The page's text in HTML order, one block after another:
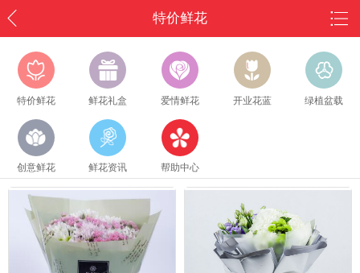
特价鲜花
特价鲜花 鲜花礼盒 爱情鲜花 开业花蓝 绿植盆载
创意鲜花 鲜花资讯 帮助中心